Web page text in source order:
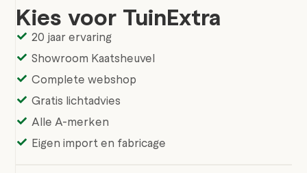
Kies voor TuinExtra
20 jaar ervaring
Showroom Kaatsheuvel
Complete webshop
Gratis lichtadvies
Alle A-merken
Eigen import en fabricage